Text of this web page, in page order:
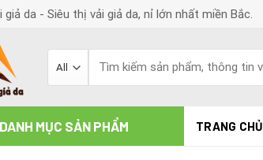
giả da - Siêu thị vải giả da, nỉ lớn nhất miền Bắc.
for:
DANH MỤC SẢN PHẨM TRANG CHỦ